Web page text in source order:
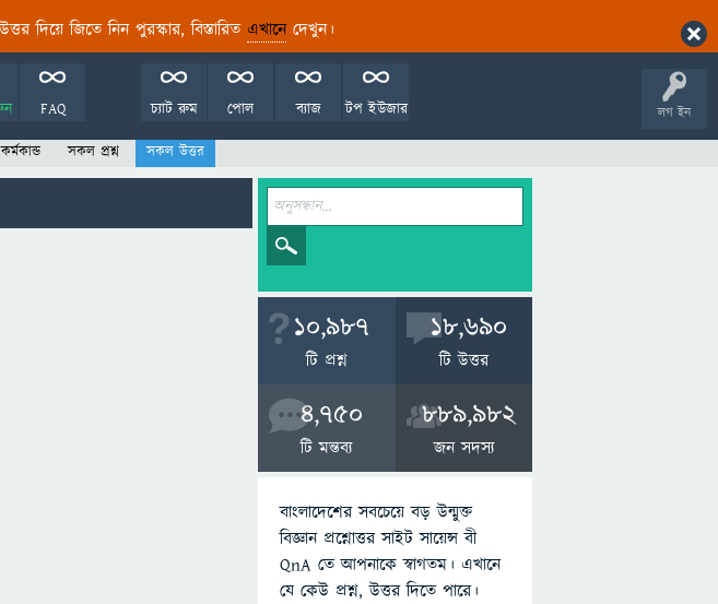
দিয়ে জিতে নিন পুরস্কার, বিস্তারিত এখানেদেখুন।
লগ ইন
FAQ টপ ইউজার
ব্যাজ
পোল
চ্যাট রুম
সকল প্রশ্ন সকল উত্তর
10,987
টি প্রশ্ন
18,690
টি উত্তর
4,750
টি মন্তব্য
889,982
জন সদস্য
বাংলাদেশের সবচেয়ে বড় উন্মুক্ত
বিজ্ঞান প্রশ্নোত্তর সাইট সায়েন্স বী
QnA তে আপনাকে স্বাগতম। এখানে
যে কেউ প্রশ্ন, উত্তর দিতে পারে।